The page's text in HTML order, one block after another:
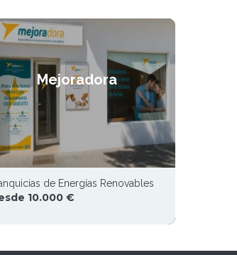
Mejoradora
de Energías Renovables
10.000 €